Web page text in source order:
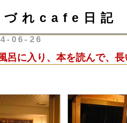
づれcafe日記
06-26
呂に入り、本を読んで、